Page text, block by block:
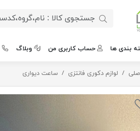
بندی ها حساب کاربری من وبلاگ
لوازم دکوری فانتزی ساعت دیواری دیواری طرح پاندا